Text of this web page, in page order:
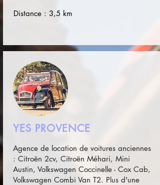
Distance : 3,5 km
YES PROVENCE
Agence de location de voitures anciennes
: Citroën 2cv, Citroën Méhari, Mini
Austin, Volkswagen Coccinelle - Cox Cab,
Volkswagen Combi Van T2. Plus d'une